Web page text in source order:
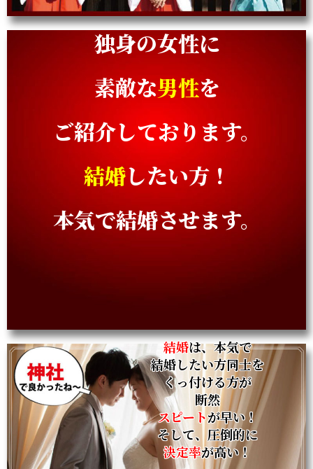
独身の女性に
素敵な男性を
ご紹介しております。
結婚したい方！
本気で結婚させます。
結婚は、本気で
結婚したい方同士を
くっ付ける方が
断然
スピートが早い！
そして、圧倒的に
決定率が高い！